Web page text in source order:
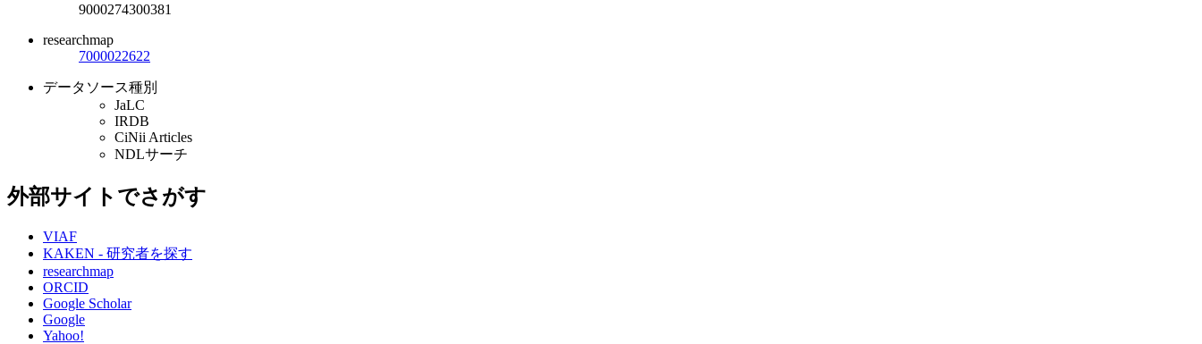
9000274300381
researchmap
7000022622
データソース種別
JaLC
IRDB
CiNii Articles
NDLサーチ
外部サイトでさがす
VIAF
KAKEN - 研究者を探す
researchmap
ORCID
Google Scholar
Google
Yahoo!